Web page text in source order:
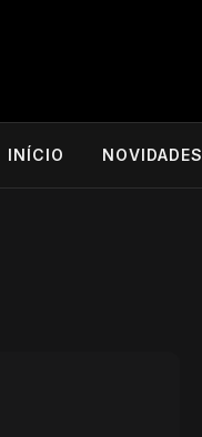
INÍCIO NOVIDADES